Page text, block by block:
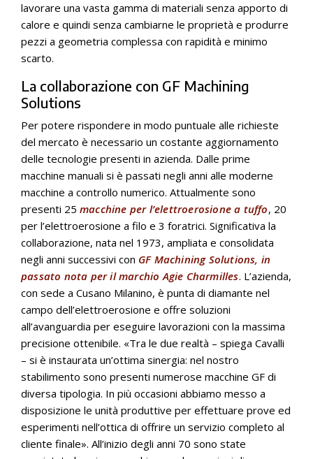
lavorare una vasta gamma di materiali senza apporto di
calore e quindi senza cambiarne le proprietà e produrre
pezzi a geometria complessa con rapidità e minimo
scarto.
La collaborazione con GF Machining
Solutions
Per potere rispondere in modo puntuale alle richieste
del mercato è necessario un costante aggiornamento
delle tecnologie presenti in azienda. Dalle prime
macchine manuali si è passati negli anni alle moderne
macchine a controllo numerico. Attualmente sono
presenti 25 macchine per l’elettroerosione a tuffo, 20
per l’elettroerosione a filo e 3 foratrici. Significativa la
collaborazione, nata nel 1973, ampliata e consolidata
negli anni successivi con GF Machining Solutions, in
passato nota per il marchio Agie Charmilles. L’azienda,
con sede a Cusano Milanino, è punta di diamante nel
campo dell’elettroerosione e offre soluzioni
all’avanguardia per eseguire lavorazioni con la massima
precisione ottenibile. «Tra le due realtà – spiega Cavalli
– si è instaurata un’ottima sinergia: nel nostro
stabilimento sono presenti numerose macchine GF di
diversa tipologia. In più occasioni abbiamo messo a
disposizione le unità produttive per effettuare prove ed
esperimenti nell’ottica di offrire un servizio completo al
cliente finale». All’inizio degli anni 70 sono state